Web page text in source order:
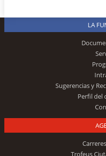
LA
Sugerencias y
Perfil del
Trofeus